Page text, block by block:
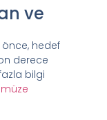
ve
hedef
derece
bilgi